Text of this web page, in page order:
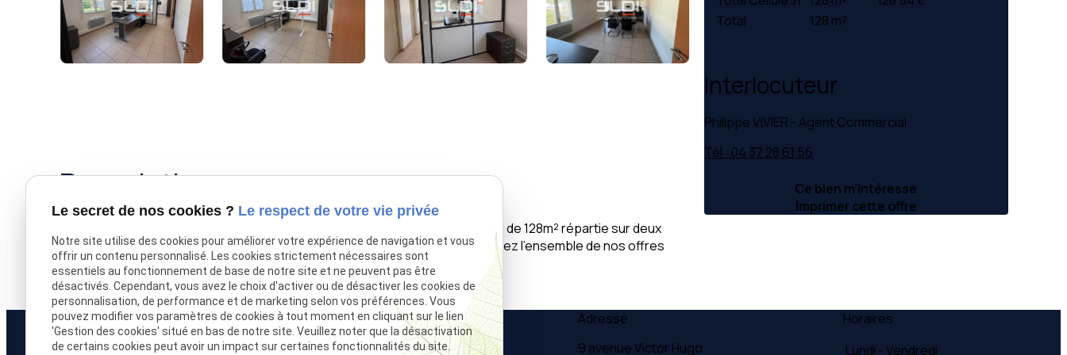
Description
La SLDI vous propose dans un parc d'activité des bureaux d'une surface total de 128m² répartie sur deux
niveaux de 64 m², disponibilité rapide 4 places de parking privatives. Découvrez l'ensemble de nos offres
sur notre site internet www.sldi-immobilier.com
Total
128 m²
Interlocuteur
Philippe VIVIER - Agent Commercial
Tél : 04 37 28 61 56
Ce bien m’intéresse
Imprimer cette offre
Téléphone
04 37 28 61 56
Adresse
9 avenue Victor Hugo
Horaires
Lundi - Vendredi
Le secret de nos cookies ? Le respect de votre vie privée
Notre site utilise des cookies pour améliorer votre expérience de navigation et vous
offrir un contenu personnalisé. Les cookies strictement nécessaires sont
essentiels au fonctionnement de base de notre site et ne peuvent pas être
désactivés. Cependant, vous avez le choix d'activer ou de désactiver les cookies de
personnalisation, de performance et de marketing selon vos préférences. Vous
pouvez modifier vos paramètres de cookies à tout moment en cliquant sur le lien
'Gestion des cookies' situé en bas de notre site. Veuillez noter que la désactivation
de certains cookies peut avoir un impact sur certaines fonctionnalités du site.